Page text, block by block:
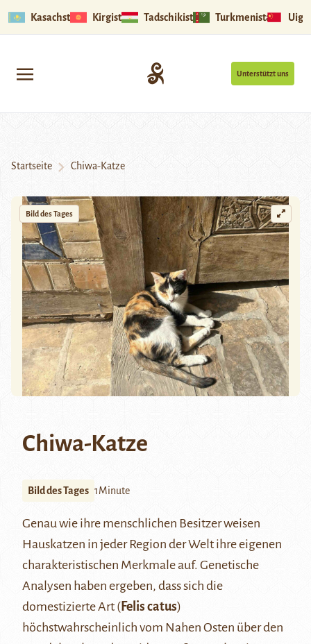
Kasachstan Kirgistan Tadschikistan Turkmenistan
Unterstützt uns
Startseite Chiwa-Katze
Bild des Tages
Chiwa-Katze
Bild des Tages 1Minute
Genau wie ihre menschlichen Besitzer weisen
Hauskatzen in jeder Region der Welt ihre eigenen
charakteristischen Merkmale auf. Genetische
Analysen haben ergeben, dass sich die
domestizierte Art (Felis catus)
höchstwahrscheinlich vom Nahen Osten über den